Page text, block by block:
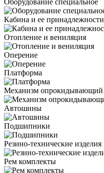
Кабина и ее принадлежности
Отопление и вениляция
Оперение
Платформа
Механизм опрокидывающий
Автошины
Подшипники
Резино-технические изделия
Рем комплекты